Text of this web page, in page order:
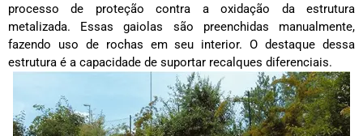
processo de proteção contra a oxidação da estrutura
metalizada. Essas gaiolas são preenchidas manualmente,
fazendo uso de rochas em seu interior. O destaque dessa
estrutura é a capacidade de suportar recalques diferenciais.